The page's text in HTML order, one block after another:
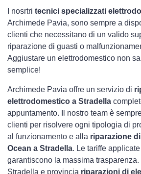
I nosrtri tecnici specializzati
Archimede Pavia, sono sempre a
clienti che necessitano di un valido
riparazione di guasti o
Aggiustare un elettrodomestico non
semplice!
Archimede Pavia offre un servizio di
elettrodomestico a Stradella
appuntamento. Il nostro team è
clienti per risolvere ogni tipologia di
al funzionamento e alla riparazione
Ocean a Stradella. Le tariffe
garantiscono la massima trasparenza.
Stradella e provincia riparazioni di